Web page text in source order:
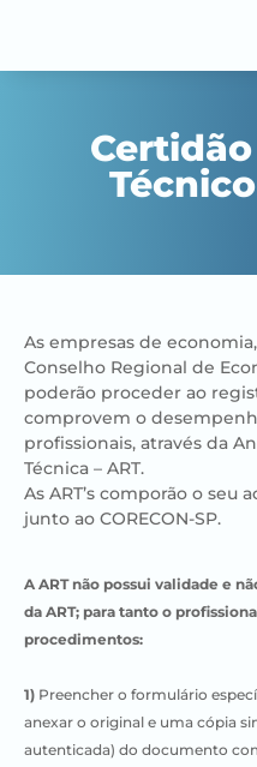
As empresas de
Conselho Regional de
poderão proceder ao
comprovem o
profissionais, através da
Técnica – ART.
As ART’s comporão o seu
junto ao CORECON-SP.
A ART não possui validade e
da ART; para tanto o
procedimentos:
1) Preencher o formulário
anexar o original e uma cópia
autenticada) do documento